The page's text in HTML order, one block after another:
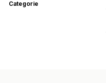
Categorie